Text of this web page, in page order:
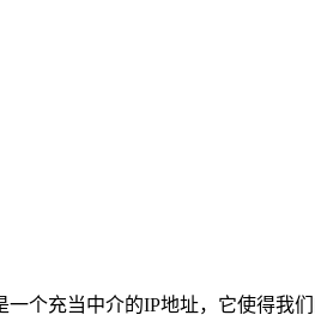
个充当中介的IP地址，它使得我